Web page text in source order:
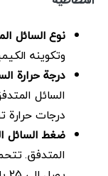
نوع السائل
وتكوينه
درجة حرارة
السائل
درجات حرارة تصل إلى
ضغط السائل
المتدفق.